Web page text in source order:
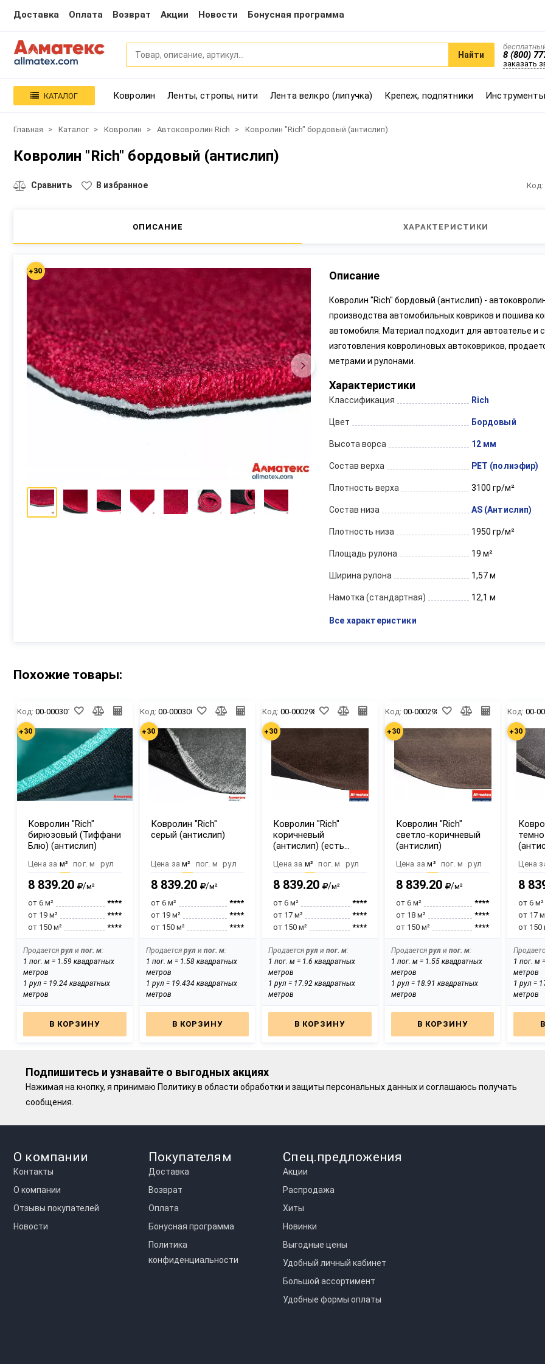
Доставка Оплата Возврат Акции Новости Бонусная программа
Найти 8 (800)
заказать
КАТАЛОГ Ковролин Ленты, стропы, нити Лента велкро (липучка) Крепеж, подпятники
Главная Каталог Ковролин Автоковролин Rich Ковролин "Rich" бордовый (антислип)
Ковролин "Rich" бордовый (антислип)
Сравнить В избранное Код:
ОПИСАНИЕ ХАРАКТЕРИСТИКИ
+30 Описание
Ковролин "Rich" бордовый (антислип) -
производства автомобильных ковриков и пошива
автомобиля. Материал подходит для автоателье и
изготовления ковролиновых автоковриков,
метрами и рулонами.
Характеристики
Классификация Rich
Цвет Бордовый
Высота ворса 12 мм
Состав верха PET (полиэфир)
Плотность верха 3100 гр/м²
Состав низа AS (Антислип)
Плотность низа 1950 гр/м²
Площадь рулона 19 м²
Ширина рулона 1,57 м
Намотка (стандартная) 12,1 м
Все характеристики
Похожие товары:
Код: 00-00030139
+30
Ковролин "Rich"
бирюзовый (Тиффани
Блю) (антислип)
Цена за м² пог. м рул
8 839.20 /м²
от 6 м²
****
от 19 м²
****
от 150 м²
****
регистрации на сайте
Продается рул и пог. м:
1 пог. м = 1.59 квадратных
метров
1 рул = 19.24 квадратных
метров
В КОРЗИНУ
Код: 00-00030044
+30
Ковролин "Rich"
серый (антислип)
Цена за м² пог. м рул
8 839.20 /м²
от 6 м²
****
от 19 м²
****
от 150 м²
****
регистрации на сайте
Продается рули пог. м:
1 пог. м = 1.58 квадратных
метров
1 рул = 19.434 квадратных
метров
В КОРЗИНУ
Код:00-00029872
+30
Ковролин "Rich"
коричневый
(антислип) (есть
уточняйте у
менеджера)
Цена за м² пог. м рул
8 839.20 /м²
от 6 м²
****
от 17 м²
****
от 150 м²
****
регистрации на сайте
Продаетсярул ипог. м:
1 пог. м = 1.6 квадратных
метров
1 рул = 17.92 квадратных
метров
В КОРЗИНУ
Код: 00-00029876
+30
Ковролин "Rich"
светло-коричневый
(антислип)
Цена за м² пог. м рул
8 839.20 /м²
от 6 м²
****
от 18 м²
****
от 150 м²
****
регистрации на сайте
Продается рули пог. м:
1 пог. м = 1.55 квадратных
метров
1 рул = 18.91 квадратных
метров
В КОРЗИНУ
Код:00-
+30
Цена
8
от 6 м²
от 17
от 150
1 пог. м
метров
1 рул =
метров
Подпишитесь и узнавайте о выгодных акциях
Нажимая на кнопку, я принимаю Политику в области обработки и защиты персональных данныхи соглашаюсь получать
сообщения.
О компании
Контакты
О компании
Отзывы покупателей
Новости
Покупателям
Доставка
Возврат
Оплата
Бонусная программа
Политика
конфиденциальности
Спец.предложения
Акции
Распродажа
Хиты
Новинки
Выгодные цены
Удобный личный кабинет
Большой ассортимент
Удобные формы оплаты